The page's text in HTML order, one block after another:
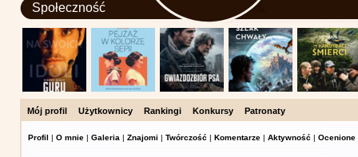
Społeczność
Mój profil Użytkownicy Rankingi Konkursy Patronaty
Profil | O mnie | Galeria | Znajomi | Twórczość | Komentarze | Aktywność | Ocenione